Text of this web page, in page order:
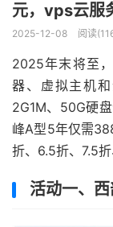
元，vps云服
2025-12-08 阅读
2025年末将至，
器、虚拟主机
2G1M、50G硬
峰A型5年仅需
折、6.5折、7.5
活动一、